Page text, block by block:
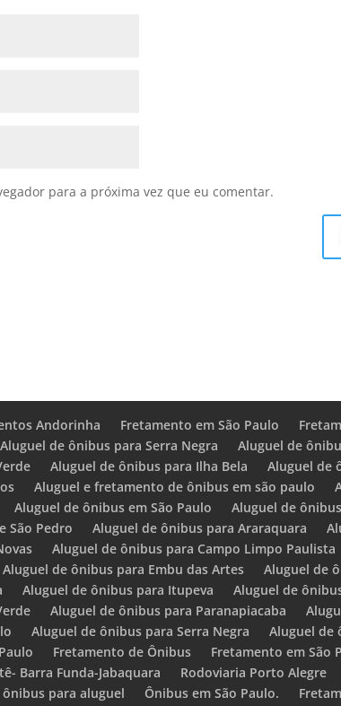
para a próxima vez que eu comentar.
Andorinha Fretamento em São Paulo
Aluguel de ônibus para Serra Negra Aluguel de
Aluguel de ônibus para Ilha Bela Aluguel de
Aluguel e fretamento de ônibus em são paulo
Aluguel de ônibus em São Paulo Aluguel de
São Pedro
Aluguel de ônibus para Araraquara
Aluguel de ônibus para Campo Limpo Paulista
Aluguel de ônibus para Embu das Artes Aluguel de
Aluguel de ônibus para Itupeva Aluguel de
Aluguel de ônibus para Paranapiacaba
Aluguel de ônibus para Serra Negra Aluguel de
Fretamento de Ônibus Fretamento em São
Barra Funda-Jabaquara Rodoviaria Porto Alegre
ônibus para aluguel Ônibus em São Paulo.